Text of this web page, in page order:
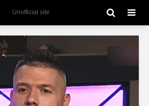
Unofficial site